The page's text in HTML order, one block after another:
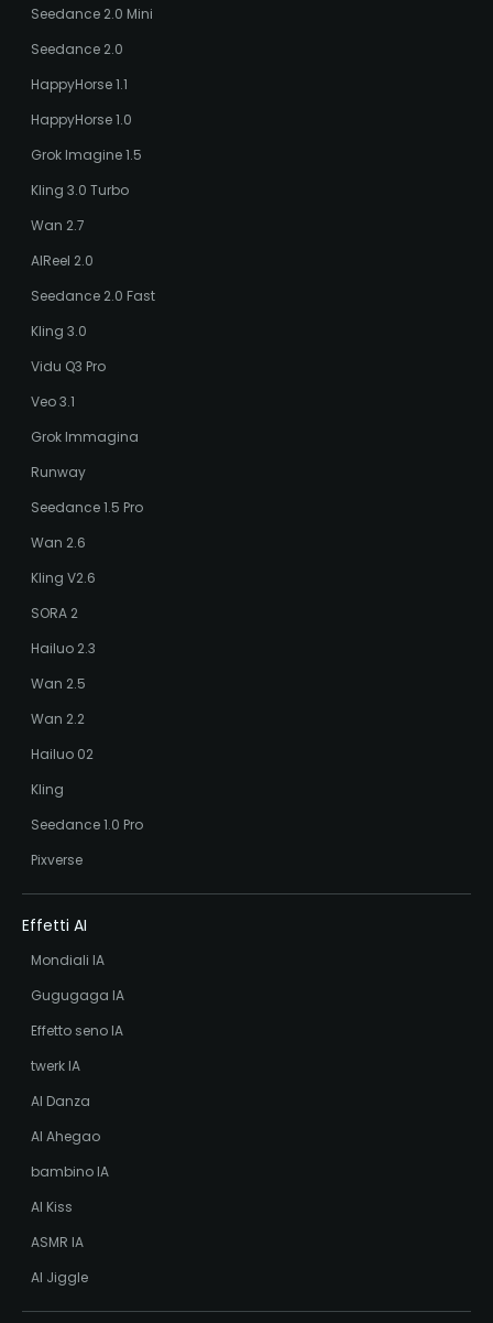
Seedance 2.0 Mini
Seedance 2.0
HappyHorse 1.1
HappyHorse 1.0
Grok Imagine 1.5
Kling 3.0 Turbo
Wan 2.7
AIReel 2.0
Seedance 2.0 Fast
Kling 3.0
Vidu Q3 Pro
Veo 3.1
Grok Immagina
Runway
Seedance 1.5 Pro
Wan 2.6
Kling V2.6
SORA 2
Hailuo 2.3
Wan 2.5
Wan 2.2
Hailuo 02
Kling
Seedance 1.0 Pro
Pixverse
Effetti AI
Mondiali IA
Gugugaga IA
Effetto seno IA
twerk IA
AI Danza
AI Ahegao
bambino IA
AI Kiss
ASMR IA
AI Jiggle